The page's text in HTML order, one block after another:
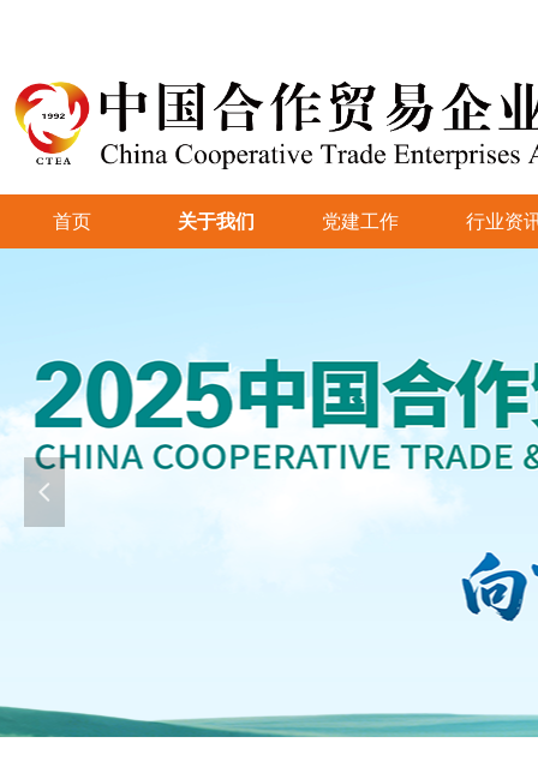
首页 关于我们 党建工作 行业资
넳